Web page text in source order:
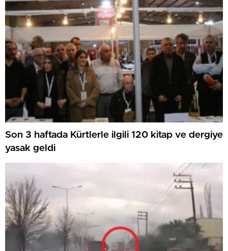
Son 3 haftada Kürtlerle ilgili 120 kitap ve dergiye
yasak geldi